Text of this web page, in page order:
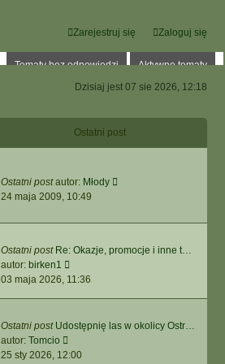
Zaloguj się
Zarejestruj się
Tematy bez odpowiedzi Aktywne tematy
Dzisiaj jest 07 sie 2026, 12:18
Ostatni post
Ostatni postautor: Młody
w
e
n
j
24 maja 2009, 10:49
Ostatni post Re: Okazje, promocje i inne t…
autor: birken1
y
i
t
03 maja 2026, 11:36
Ostatni post Udostępnię las w okolicy Ostr…
autor: Tomcio
y
25 sty 2026, 12:00